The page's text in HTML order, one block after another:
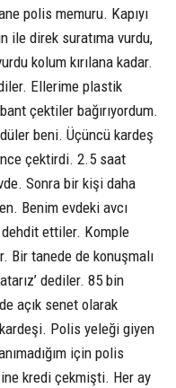
polis memuru. Kapıyı
ile direk suratıma vurdu,
kolum kırılana kadar.
Ellerime plastik
çektiler bağırıyordum.
beni. Üçüncü kardeş
çektirdi. 2.5 saat
Sonra bir kişi daha
Benim evdeki avcı
dehdit ettiler. Komple
Bir tanede de konuşmalı
dediler. 85 bin
açık senet olarak
Polis yeleği giyen
için polis
kredi çekmişti. Her ay